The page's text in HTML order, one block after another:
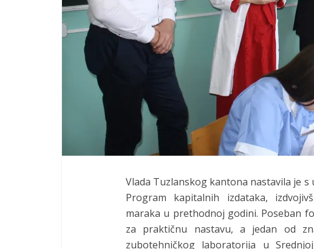
Vlada Tuzlanskog kantona nastavila je
Program kapitalnih izdataka,
maraka u prethodnoj godini. Poseban
za praktičnu nastavu, a jedan od
zubotehničkog laboratorija u